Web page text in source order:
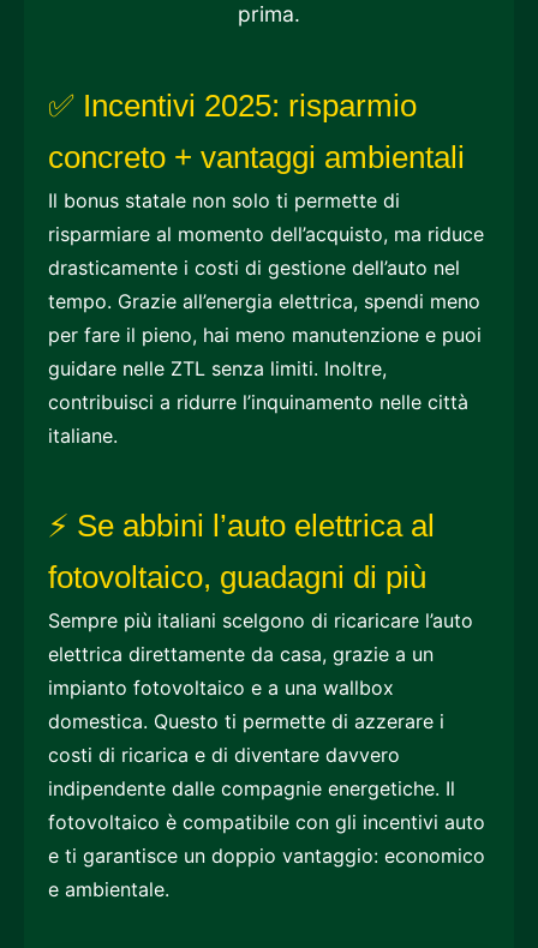
prima.
✅ Incentivi 2025: risparmio
concreto + vantaggi ambientali
Il bonus statale non solo ti permette di
risparmiare al momento dell’acquisto, ma riduce
drasticamente i costi di gestione dell’auto nel
tempo. Grazie all’energia elettrica, spendi meno
per fare il pieno, hai meno manutenzione e puoi
guidare nelle ZTL senza limiti. Inoltre,
contribuisci a ridurre l’inquinamento nelle città
italiane.
⚡ Se abbini l’auto elettrica al
fotovoltaico, guadagni di più
Sempre più italiani scelgono di ricaricare l’auto
elettrica direttamente da casa, grazie a un
impianto fotovoltaico e a una wallbox
domestica. Questo ti permette di azzerare i
costi di ricarica e di diventare davvero
indipendente dalle compagnie energetiche. Il
fotovoltaico è compatibile con gli incentivi auto
e ti garantisce un doppio vantaggio: economico
e ambientale.